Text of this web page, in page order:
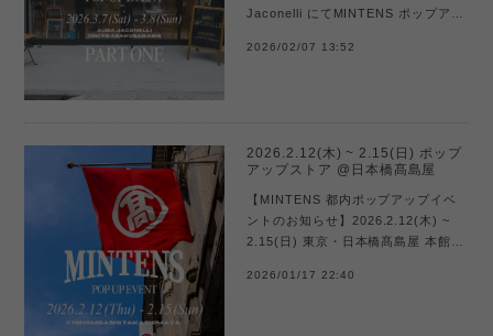
Jaconelli にてMINTENS ポップアッ
す。今回は日程を分けての開催とな
2026/02/07 13:52
2026.2.12(木) ~ 2.15(日) ポップ
アップストア @日本橋髙島屋
【MINTENS 都内ポップアップイベ
ントのお知らせ】2026.2.12(木) ~
2.15(日) 東京・日本橋髙島屋 本館6
2026/01/17 22:40